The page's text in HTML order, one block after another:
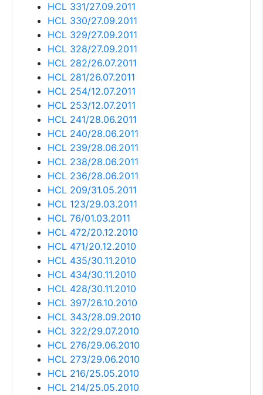
HCL 331/27.09.2011
HCL 330/27.09.2011
HCL 329/27.09.2011
HCL 328/27.09.2011
HCL 282/26.07.2011
HCL 281/26.07.2011
HCL 254/12.07.2011
HCL 253/12.07.2011
HCL 241/28.06.2011
HCL 240/28.06.2011
HCL 239/28.06.2011
HCL 238/28.06.2011
HCL 236/28.06.2011
HCL 209/31.05.2011
HCL 123/29.03.2011
HCL 76/01.03.2011
HCL 472/20.12.2010
HCL 471/20.12.2010
HCL 435/30.11.2010
HCL 434/30.11.2010
HCL 428/30.11.2010
HCL 397/26.10.2010
HCL 343/28.09.2010
HCL 322/29.07.2010
HCL 276/29.06.2010
HCL 273/29.06.2010
HCL 216/25.05.2010
HCL 214/25.05.2010